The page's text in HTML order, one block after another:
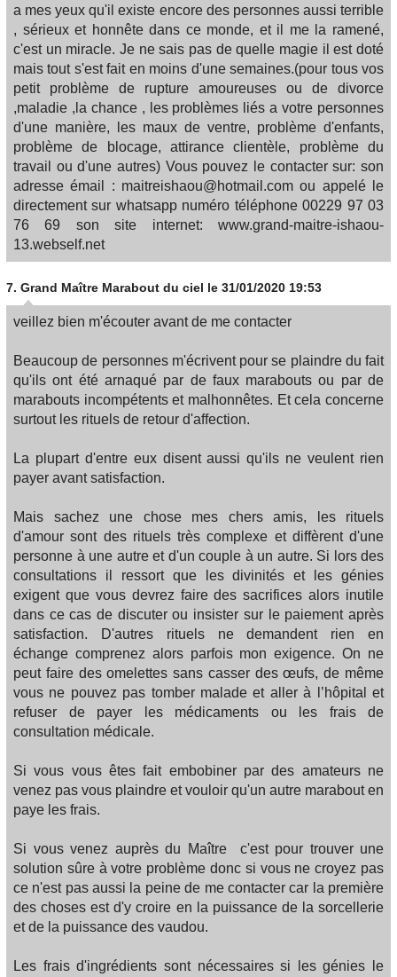
a mes yeux qu'il existe encore des personnes aussi terrible
, sérieux et honnête dans ce monde, et il me la ramené,
c'est un miracle. Je ne sais pas de quelle magie il est doté
mais tout s'est fait en moins d'une semaines.(pour tous vos
petit problème de rupture amoureuses ou de divorce
,maladie ,la chance , les problèmes liés a votre personnes
d'une manière, les maux de ventre, problème d'enfants,
problème de blocage, attirance clientèle, problème du
travail ou d'une autres) Vous pouvez le contacter sur: son
adresse émail : maitreishaou@hotmail.com ou appelé le
directement sur whatsapp numéro téléphone 00229 97 03
76 69 son site internet: www.grand-maitre-ishaou-
13.webself.net
7. Grand Maître Marabout du ciel le 31/01/2020 19:53
veillez bien m'écouter avant de me contacter
Beaucoup de personnes m'écrivent pour se plaindre du fait
qu'ils ont été arnaqué par de faux marabouts ou par de
marabouts incompétents et malhonnêtes. Et cela concerne
surtout les rituels de retour d'affection.
La plupart d'entre eux disent aussi qu'ils ne veulent rien
payer avant satisfaction.
Mais sachez une chose mes chers amis, les rituels
d'amour sont des rituels très complexe et diffèrent d'une
personne à une autre et d'un couple à un autre. Si lors des
consultations il ressort que les divinités et les génies
exigent que vous devrez faire des sacrifices alors inutile
dans ce cas de discuter ou insister sur le paiement après
satisfaction. D'autres rituels ne demandent rien en
échange comprenez alors parfois mon exigence. On ne
peut faire des omelettes sans casser des œufs, de même
vous ne pouvez pas tomber malade et aller à l’hôpital et
refuser de payer les médicaments ou les frais de
consultation médicale.
Si vous vous êtes fait embobiner par des amateurs ne
venez pas vous plaindre et vouloir qu'un autre marabout en
paye les frais.
Si vous venez auprès du Maître c'est pour trouver une
solution sûre à votre problème donc si vous ne croyez pas
ce n'est pas aussi la peine de me contacter car la première
des choses est d'y croire en la puissance de la sorcellerie
et de la puissance des vaudou.
Les frais d'ingrédients sont nécessaires si les génies le